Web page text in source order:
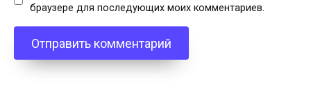
браузере для последующих моих комментариев.